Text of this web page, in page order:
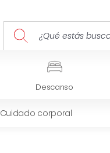
Descanso
Cuidado corporal